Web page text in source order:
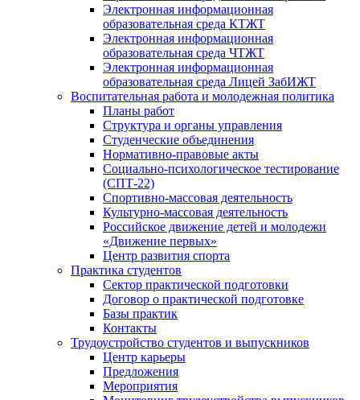
Электронная информационная
образовательная среда КТЖТ
Электронная информационная
образовательная среда ЧТЖТ
Электронная информационная
образовательная среда Лицей ЗабИЖТ
Воспитательная работа и молодежная политика
Планы работ
Структура и органы управления
Студенческие объединения
Нормативно-правовые акты
Социально-психологическое тестирование
(СПТ-22)
Спортивно-массовая деятельность
Культурно-массовая деятельность
Российское движение детей и молодежи
«Движение первых»
Центр развития спорта
Практика студентов
Сектор практической подготовки
Договор о практической подготовке
Базы практик
Контакты
Трудоустройство студентов и выпускников
Центр карьеры
Предложения
Мероприятия